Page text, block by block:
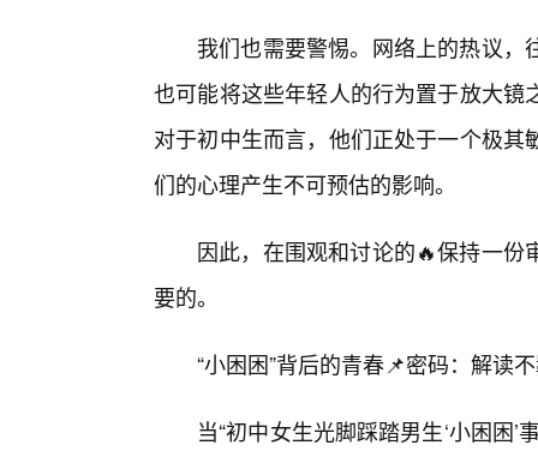
我们也需要警惕。网络上的热议
也可能将这些年轻人的行为置于放大
对于初中生而言，他们正处于一个极
们的心理产生不可预估的影响。
因此，在围观和讨论的🔥保持一
要的。
“小困困”背后的青春📌密码：解读
当“初中女生光脚踩踏男生‘小困困